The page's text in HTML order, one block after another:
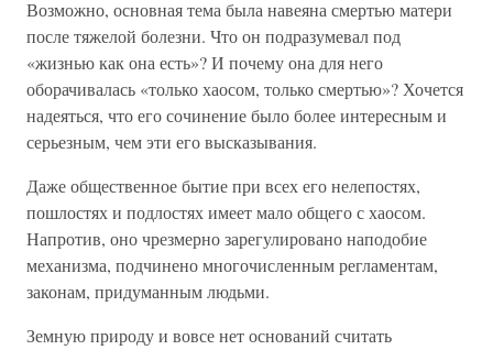
Возможно, основная тема была навеяна смертью матери
после тяжелой болезни. Что он подразумевал под
«жизнью как она есть»? И почему она для него
оборачивалась «только хаосом, только смертью»? Хочется
надеяться, что его сочинение было более интересным и
серьезным, чем эти его высказывания.
Даже общественное бытие при всех его нелепостях,
пошлостях и подлостях имеет мало общего с хаосом.
Напротив, оно чрезмерно зарегулировано наподобие
механизма, подчинено многочисленным регламентам,
законам, придуманным людьми.
Земную природу и вовсе нет оснований считать